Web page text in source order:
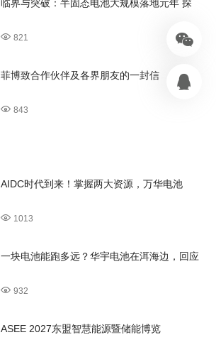
临界与突破：半固态电池大规模落地元年 探
821
菲博致合作伙伴及各界朋友的一封信
843
AIDC时代到来！掌握两大资源，万华电池
1013
一块电池能跑多远？华宇电池在洱海边，回应
932
ASEE 2027东盟智慧能源暨储能博览